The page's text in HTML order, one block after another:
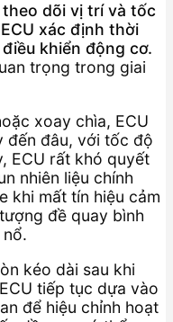
dõi vị trí và tốc
xác định thời
khiển động cơ.
trọng trong giai
xoay chìa, ECU
đến đâu, với tốc độ
ECU rất khó quyết
nhiên liệu chính
khi mất tín hiệu cảm
đề quay bình
kéo dài sau khi
tiếp tục dựa vào
để hiệu chỉnh hoạt